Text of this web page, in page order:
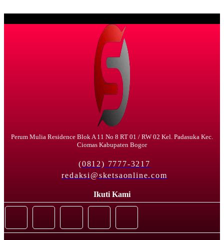
Perum Mulia Residence Blok A 11 No 8 RT 01 / RW 02 Kel. Padasuka Kec.
Ciomas Kabupaten Bogor
(0812) 7777-3217
redaksi@sketsaonline.com
Ikuti Kami